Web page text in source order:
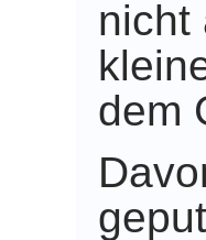
nicht
dem